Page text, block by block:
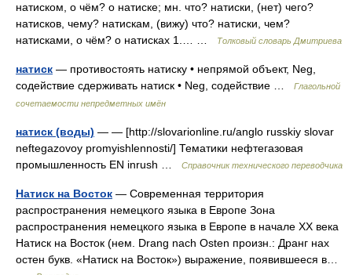
натиском, о чём? о натиске; мн. что? натиски, (нет) чего?
натисков, чему? натискам, (вижу) что? натиски, чем?
натисками, о чём? о натисках 1.… …
Толковый словарь Дмитриева
натиск — противостоять натиску • непрямой объект, Neg,
содействие сдерживать натиск • Neg, содействие …
Глагольной
сочетаемости непредметных имён
натиск (воды) — — [http://slovarionline.ru/anglo russkiy slovar
neftegazovoy promyishlennosti/] Тематики нефтегазовая
промышленность EN inrush …
Справочник технического переводчика
Натиск на Восток — Современная территория
распространения немецкого языка в Европе Зона
распространения немецкого языка в Европе в начале XX века
Натиск на Восток (нем. Drang nach Osten произн.: Дранг нах
остен букв. «Натиск на Восток») выражение, появившееся в…